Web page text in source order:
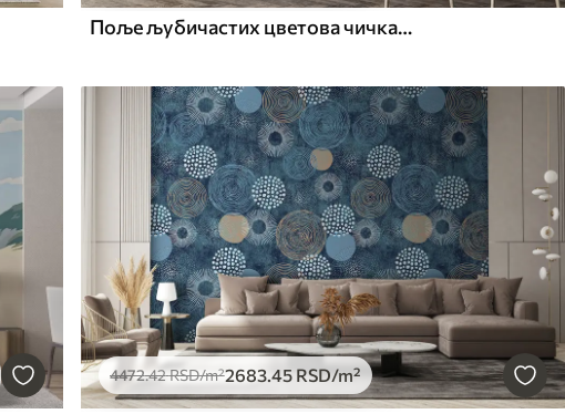
Поље љубичастих цветова чичка са замагљеним цветовима и лишћем у старинској текстурној позадини
4472.42RSD/m²2683.45 RSD/m²